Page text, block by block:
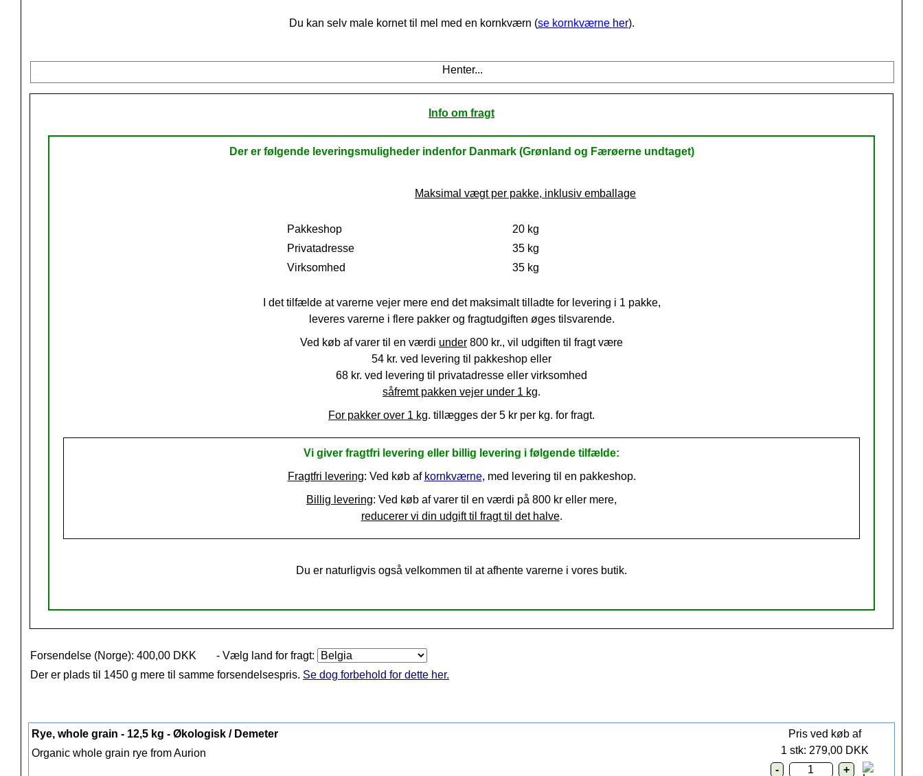
Du kan selv male kornet til mel med en kornkværn (se kornkværne her).
Henter...
Info om fragt
Der er følgende leveringsmuligheder indenfor Danmark (Grønland og Færøerne undtaget)
Maksimal vægt per pakke, inklusiv emballage
Pakkeshop
20 kg
Privatadresse
35 kg
Virksomhed
35 kg
I det tilfælde at varerne vejer mere end det maksimalt tilladte for levering i 1 pakke,
leveres varerne i flere pakker og fragtudgiften øges tilsvarende.
Ved køb af varer til en værdi under 800 kr., vil udgiften til fragt være
54 kr. ved levering til pakkeshop eller
68 kr. ved levering til privatadresse eller virksomhed
såfremt pakken vejer under 1 kg.
For pakker over 1 kg. tillægges der 5 kr per kg. for fragt.
Vi giver fragtfri levering eller billig levering i følgende tilfælde:
Fragtfri levering: Ved køb af kornkværne, med levering til en pakkeshop.
Billig levering: Ved køb af varer til en værdi på 800 kr eller mere,
reducerer vi din udgift til fragt til det halve.
Du er naturligvis også velkommen til at afhente varerne i vores butik.
Forsendelse (Norge): 400,00 DKK
- Vælg land for fragt:
Der er plads til 1450 g mere til samme forsendelsespris. Se dog forbehold for dette her.
Rye, whole grain - 12,5 kg - Økologisk / Demeter
Organic whole grain rye from Aurion
Pris ved køb af
1 stk: 279,00 DKK